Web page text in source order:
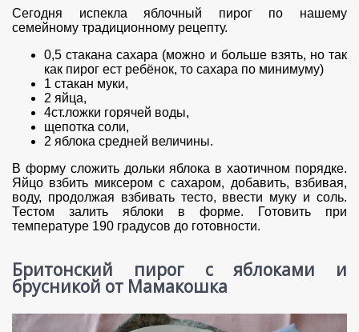
Сегодня испекла яблочный пирог по нашему
семейному традиционному рецепту.
0,5 стакана сахара (можно и больше взять, но так
как пирог ест ребёнок, то сахара по минимуму)
1 стакан муки,
2 яйца,
4ст.ложки горячей воды,
щепотка соли,
2 яблока средней величины.
В форму сложить дольки яблока в хаотичном порядке.
Яйцо взбить миксером с сахаром, добавить, взбивая,
воду, продолжая взбивать тесто, ввести муку и соль.
Тестом залить яблоки в форме. Готовить при
температуре 190 градусов до готовности.
Бритонский пирог с яблоками и
брусникой от Мамакошка